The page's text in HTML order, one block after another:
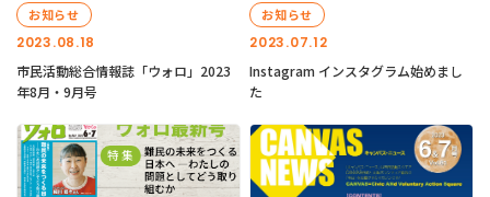
2023.08.18
お知らせ
市民活動総合情報誌「ウォロ」2023
年8月・9月号
2023.07.12
お知らせ
Instagram インスタグラム始めまし
た